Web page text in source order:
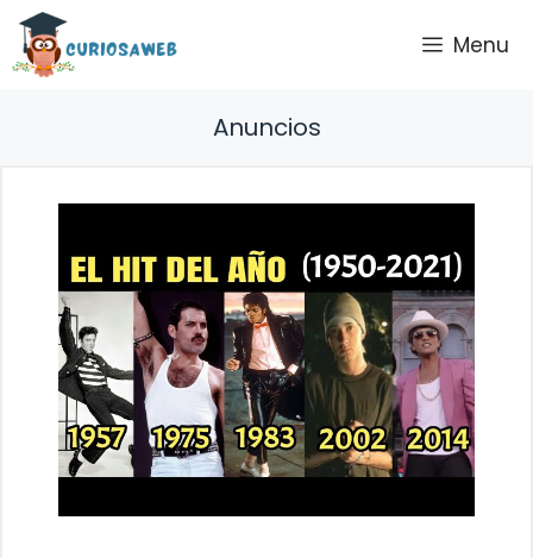
Saltar
contenido
Menu
Anuncios